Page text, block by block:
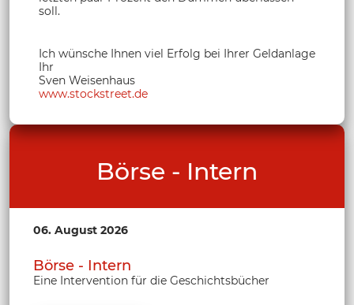
soll.
Ich wünsche Ihnen viel Erfolg bei Ihrer Geldanlage
Ihr
Sven Weisenhaus
www.stockstreet.de
Börse - Intern
06. August 2026
Börse - Intern
Eine Intervention für die Geschichtsbücher